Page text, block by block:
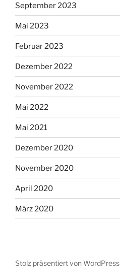
September 2023
Mai 2023
Februar 2023
Dezember 2022
November 2022
Mai 2022
Mai 2021
Dezember 2020
November 2020
April 2020
März 2020
Stolz präsentiert von WordPress